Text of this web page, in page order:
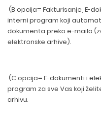
(B opcija= Fakturisanje, E-
interni program koji
dokumenta preko e-maila
elektronske arhive).
(C opcija= E-dokumenti i
program za sve Vas koji
arhivu.